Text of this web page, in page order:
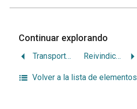
Continuar explorando
Transporte y vialidad según el Plan Nacional de Desarrollo Urbano Reivindicación de la bicicleta en la UCR
Volver a la lista de elementos